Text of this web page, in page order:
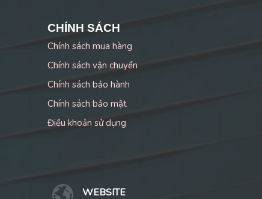
CHÍNH SÁCH
Chính sách mua hàng
Chính sách vận chuyển
Chính sách bảo hành
Chính sách bảo mật
Điều khoản sử dụng
WEBSITE